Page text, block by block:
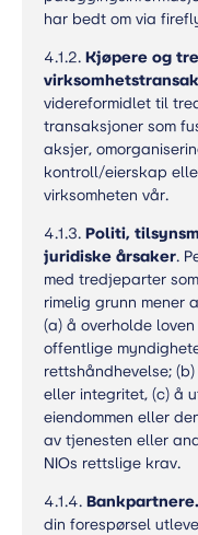
har bedt om via
4.1.2. Kjøpere og
videreformidlet til
transaksjoner som
aksjer,
kontroll/eierskap
virksomheten vår.
4.1.3. Politi,
juridiske årsaker.
med tredjeparter
rimelig grunn mener
(a) å overholde
offentlige
rettshåndhevelse;
eller integritet, (c) å
eiendommen eller
av tjenesten eller
NIOs rettslige krav.
4.1.4. Bankpartnere.
din forespørsel